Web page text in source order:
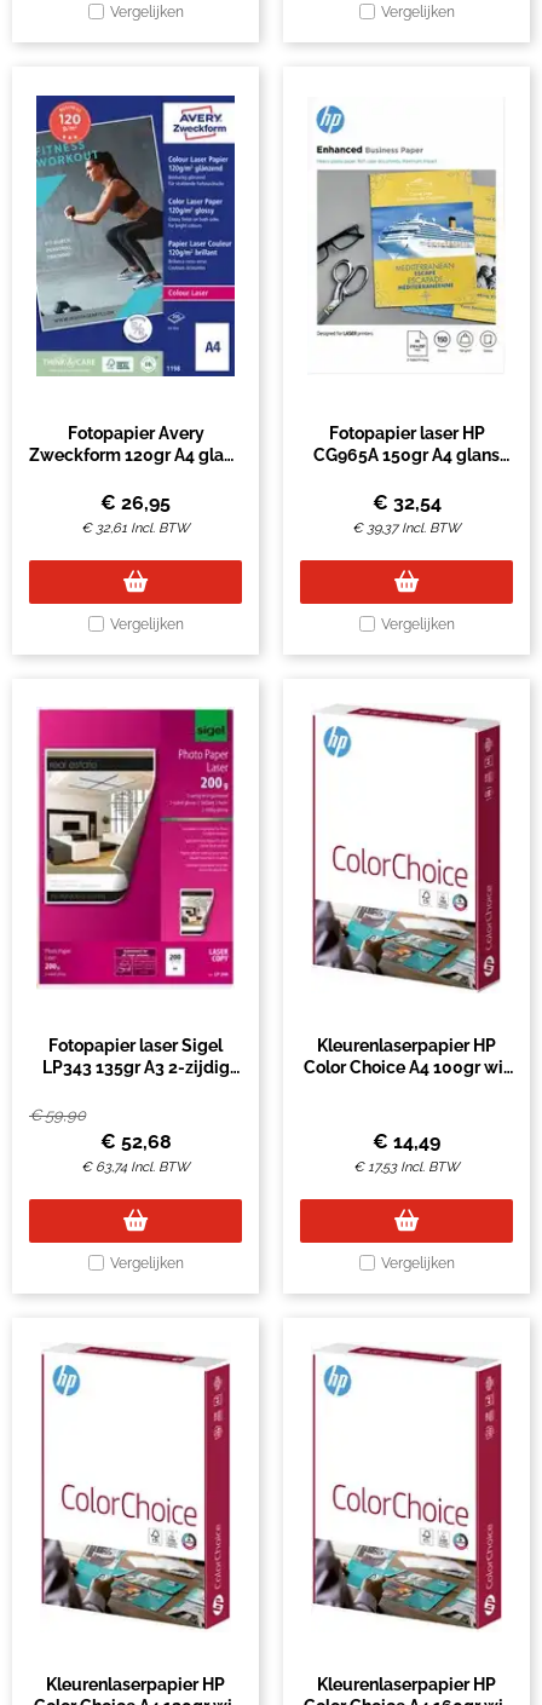
Vergelijken Vergelijken
Fotopapier Avery
Zweckform 120gr A4 glans
€ 26,95
€ 32,61 Incl. BTW
Vergelijken
Fotopapier laser HP
CG965A 150gr A4 glans
€ 32,54
€ 39,37 Incl. BTW
Vergelijken
Fotopapier laser Sigel
LP343 135gr A3 2-zijdig
€59,90
€ 52,68
€ 63,74 Incl. BTW
Vergelijken
Kleurenlaserpapier HP
Color Choice A4 100gr wit
€ 14,49
€17,53 Incl. BTW
Vergelijken
Kleurenlaserpapier HP
Kleurenlaserpapier HP